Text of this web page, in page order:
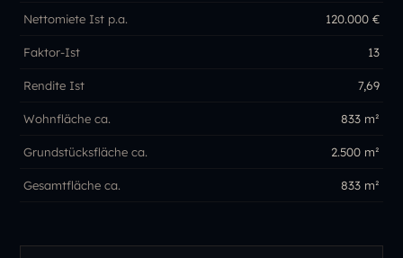
Nettomiete Ist p.a. 120.000 €
Faktor-Ist 13
Rendite Ist 7,69
Wohnfläche ca. 833 m²
Grundstücksfläche ca. 2.500 m²
Gesamtfläche ca. 833 m²